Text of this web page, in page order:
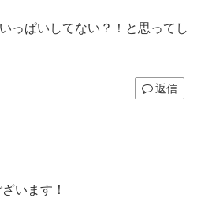
っぱいしてない？！と思ってし
返信
います！